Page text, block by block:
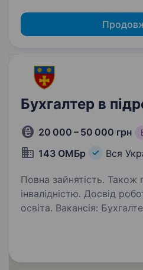
Бухгалтер в
20 000 – 50 000 грн
143 ОМБр Вся
Повна зайнятість. Також
інвалідністю. Досвід
освіта. Вакансія: Бухгалтер до 143 ОМБ ЗСУ
бригада є військовою
Збройних сил України.